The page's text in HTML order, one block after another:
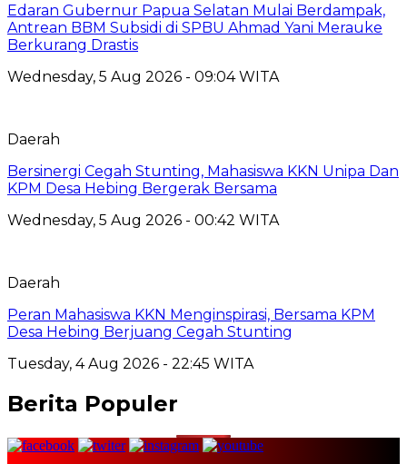
Edaran Gubernur Papua Selatan Mulai Berdampak,
Antrean BBM Subsidi di SPBU Ahmad Yani Merauke
Berkurang Drastis
Wednesday, 5 Aug 2026 - 09:04 WITA
Daerah
Bersinergi Cegah Stunting, Mahasiswa KKN Unipa Dan
KPM Desa Hebing Bergerak Bersama
Wednesday, 5 Aug 2026 - 00:42 WITA
Daerah
Peran Mahasiswa KKN Menginspirasi, Bersama KPM
Desa Hebing Berjuang Cegah Stunting
Tuesday, 4 Aug 2026 - 22:45 WITA
Berita Populer